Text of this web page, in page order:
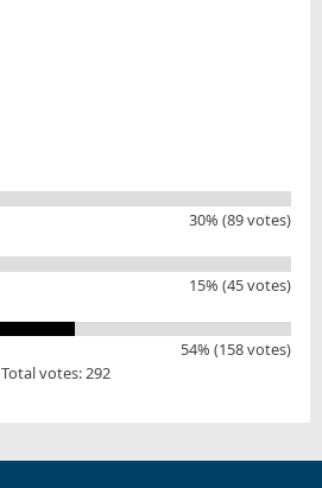
30% (89 votes)
15% (45 votes)
54% (158 votes)
Total votes: 292